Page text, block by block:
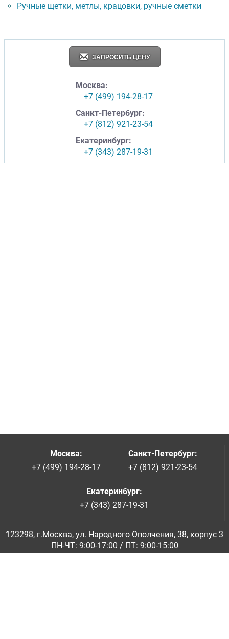
Ручные щетки, метлы, крацовки, ручные сметки
ЗАПРОСИТЬ ЦЕНУ
Москва:
+7 (499) 194-28-17
Санкт-Петербург:
+7 (812) 921-23-54
Екатеринбург:
+7 (343) 287-19-31
Москва:
+7 (499) 194-28-17
Санкт-Петербург:
+7 (812) 921-23-54
Екатеринбург:
+7 (343) 287-19-31
123298, г.Москва, ул. Народного Ополчения, 38, корпус 3
ПН-ЧТ: 9:00-17:00 / ПТ: 9:00-15:00